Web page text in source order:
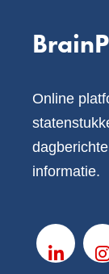
Online
informatie.